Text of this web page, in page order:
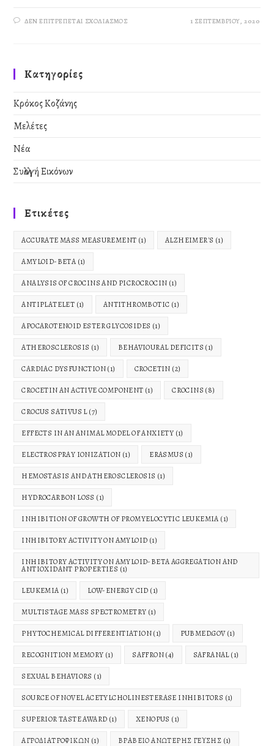
ΔΕΝ ΕΠΙΤΡΈΠΕΤΑΙ ΣΧΟΛΙΑΣΜΌΣ 1 ΣΕΠΤΕΜΒΡΊΟΥ, 2020
Kατηγορίες
Κρόκος Κοζάνης
Μελέτες
Νέα
Συλλογή Εικόνων
Ετικέτες
ACCURATE MASS MEASUREMENT (1) ALZHEIMER'S (1)
AMYLOID-BETA (1)
ANALYSIS OF CROCINS AND PICROCROCIN (1)
ANTIPLATELET (1) ANTITHROMBOTIC (1)
APOCAROTENOID ESTER GLYCOSIDES (1)
ATHEROSCLEROSIS (1) BEHAVIOURAL DEFICITS (1)
CARDIAC DYSFUNCTION(1) CROCETIN (2)
CROCETIN AN ACTIVE COMPONENT (1) CROCINS (8)
CROCUS SATIVUS L(7)
EFFECTS IN AN ANIMAL MODEL OF ANXIETY (1)
ELECTROSPRAY IONIZATION (1) ERASMUS (1)
HEMOSTASIS AND ATHEROSCLEROSIS (1)
HYDROCARBON LOSS (1)
INHIBITION OF GROWTH OF PROMYELOCYTIC LEUKEMIA (1)
INHIBITORY ACTIVITY ON AMYLOID (1)
INHIBITORY ACTIVITY ON AMYLOID-BETA AGGREGATION AND
ANTIOXIDANT PROPERTIES (1)
LEUKEMIA (1) LOW-ENERGY CID (1)
MULTISTAGE MASS SPECTROMETRY (1)
PHYTOCHEMICAL DIFFERENTIATION(1) PUBMED.GOV(1)
RECOGNITION MEMORY (1) SAFFRON(4) SAFRANAL(1)
SEXUAL BEHAVIORS (1)
SOURCE OF NOVEL ACETYLCHOLINESTERASE INHIBITORS (1)
SUPERIOR TASTE AWARD (1) XENOPUS (1)
ΑΓΡΟΔΙΑΤΡΟΦΙΚΏΝ (1) ΒΡΑΒΕΊΟ ΑΝΏΤΕΡΗΣ ΓΕΎΣΗΣ (1)